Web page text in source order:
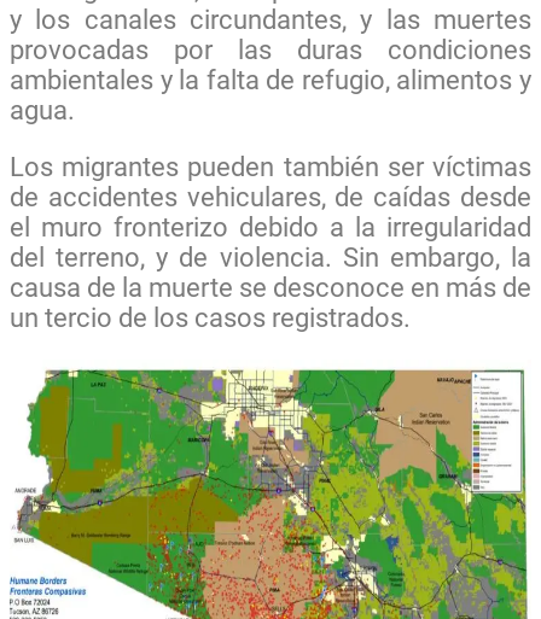
y los canales circundantes, y las muertes
provocadas por las duras condiciones
ambientales y la falta de refugio, alimentos y
agua.
Los migrantes pueden también ser víctimas
de accidentes vehiculares, de caídas desde
el muro fronterizo debido a la irregularidad
del terreno, y de violencia. Sin embargo, la
causa de la muerte se desconoce en más de
un tercio de los casos registrados.